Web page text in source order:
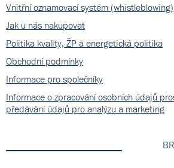
Vnitřní oznamovací systém (whistleblowing)
Jak u nás nakupovat
Politika kvality, ŽP a energetická politika
Obchodní podmínky
Informace pro společníky
Informace o zpracování osobních údajů
předávání údajů pro analýzu a marketing